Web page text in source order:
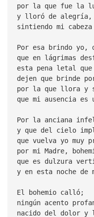
por la que fue la
y lloró de alegría,
sintiendo mi
Por esa brindo yo,
que en lágrimas
esta pena letal que
dejen que brinde
por la que llora y
que mi ausencia es
Por la anciana
y que del cielo
que vuelva yo muy
por mi Madre,
que es dulzura
y en esta noche
El bohemio calló;
ningún acento
nacido del dolor y